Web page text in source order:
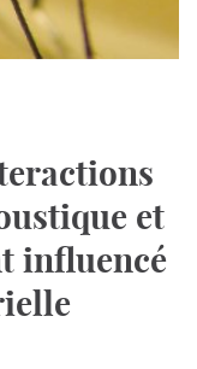
et
influencé